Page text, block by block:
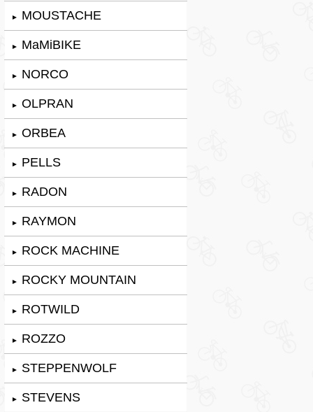
► MOUSTACHE
► MaMiBIKE
► NORCO
► OLPRAN
► ORBEA
► PELLS
► RADON
► RAYMON
► ROCK MACHINE
► ROCKY MOUNTAIN
► ROTWILD
► ROZZO
► STEPPENWOLF
► STEVENS